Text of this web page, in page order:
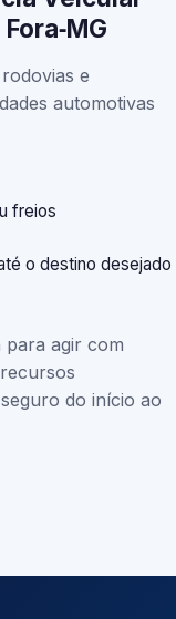
e
automotivas
freios
o destino desejado
para agir com
do início ao